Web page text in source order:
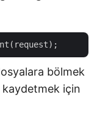
bölmek
kaydetmek için